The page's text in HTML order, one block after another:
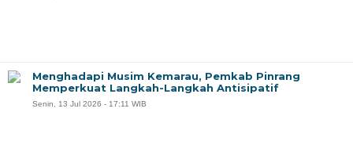
Menghadapi Musim Kemarau, Pemkab Pinrang
Memperkuat Langkah-Langkah Antisipatif
Senin, 13 Jul 2026 - 17:11 WIB